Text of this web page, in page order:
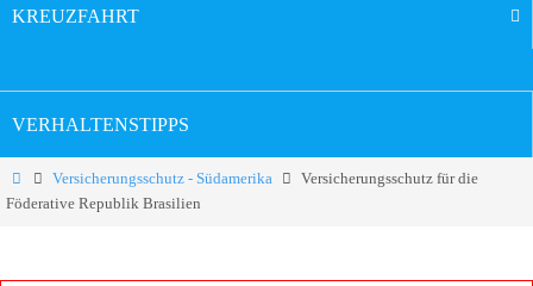
KREUZFAHRT
VERHALTENSTIPPS
Versicherungsschutz - Südamerika
Versicherungsschutz für die
Föderative Republik Brasilien